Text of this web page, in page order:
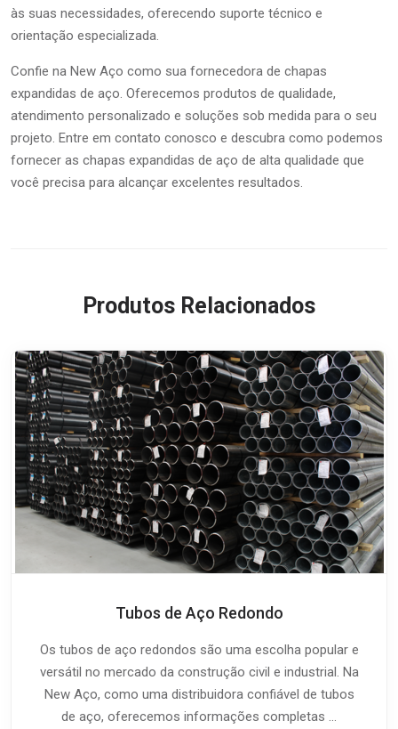
às suas necessidades, oferecendo suporte técnico e
orientação especializada.
Confie na New Aço como sua fornecedora de chapas
expandidas de aço. Oferecemos produtos de qualidade,
atendimento personalizado e soluções sob medida para o seu
projeto. Entre em contato conosco e descubra como podemos
fornecer as chapas expandidas de aço de alta qualidade que
você precisa para alcançar excelentes resultados.
Produtos Relacionados
Tubos de Aço Redondo
Os tubos de aço redondos são uma escolha popular e
versátil no mercado da construção civil e industrial. Na
New Aço, como uma distribuidora confiável de tubos
de aço, oferecemos informações completas ...